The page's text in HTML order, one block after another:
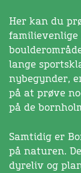
Her kan du
lange
nybegynder,
på at prøve
på de
Samtidig er
på naturen.
dyreliv og